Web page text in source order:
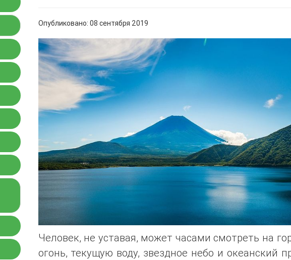
Опубликовано: 08 сентября 2019
Человек, не уставая, может часами смотреть на
огонь, текущую воду, звездное небо и океанский